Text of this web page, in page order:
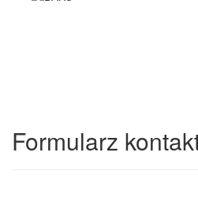
Formularz